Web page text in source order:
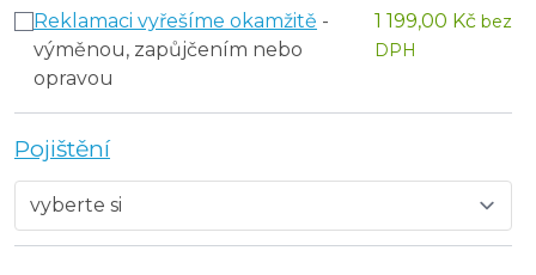
Reklamaci vyřešíme okamžitě -
výměnou, zapůjčením nebo
opravou
1 199,00 Kč bez
DPH
Pojištění